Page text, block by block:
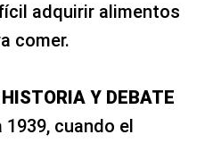
adquirir alimentos
comer.
Y DEBATE
1939, cuando el